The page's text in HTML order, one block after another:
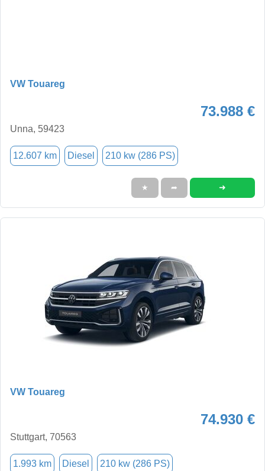
VW Touareg
73.988 €
Unna, 59423
12.607 km Diesel 210 kw (286 PS)
★ ➦ ➜
VW Touareg
74.930 €
Stuttgart, 70563
1.993 km Diesel 210 kw (286 PS)